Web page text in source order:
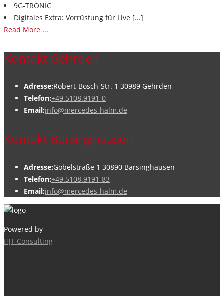
9G-TRONIC
Digitales Extra: Vorrüstung für Live [...]
Read More ...
Kontakt Gehrden
Adresse:Robert-Bosch-Str. 1 30989 Gehrden
Telefon:+49.5108.9191-0
Email:info@mercedes-halm.de
Kontakt Barsinghausen
Adresse:Göbelstraße 1 30890 Barsinghausen
Telefon:+49.5108.9191-83
Email:info@mercedes-halm.de
Powered by
HJT Consulting